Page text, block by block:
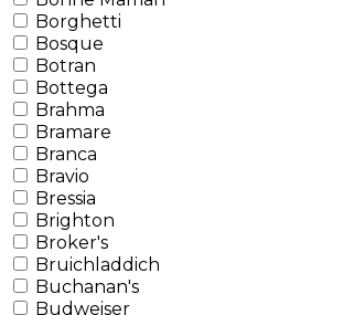
Borghetti
Bosque
Botran
Bottega
Brahma
Bramare
Branca
Bravio
Bressia
Brighton
Broker's
Bruichladdich
Buchanan's
Budweiser